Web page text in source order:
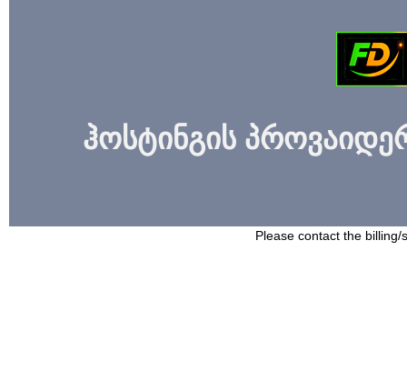
ჰოსტინგის
Please contact the